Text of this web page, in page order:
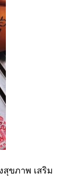
สุขภาพ เสริม